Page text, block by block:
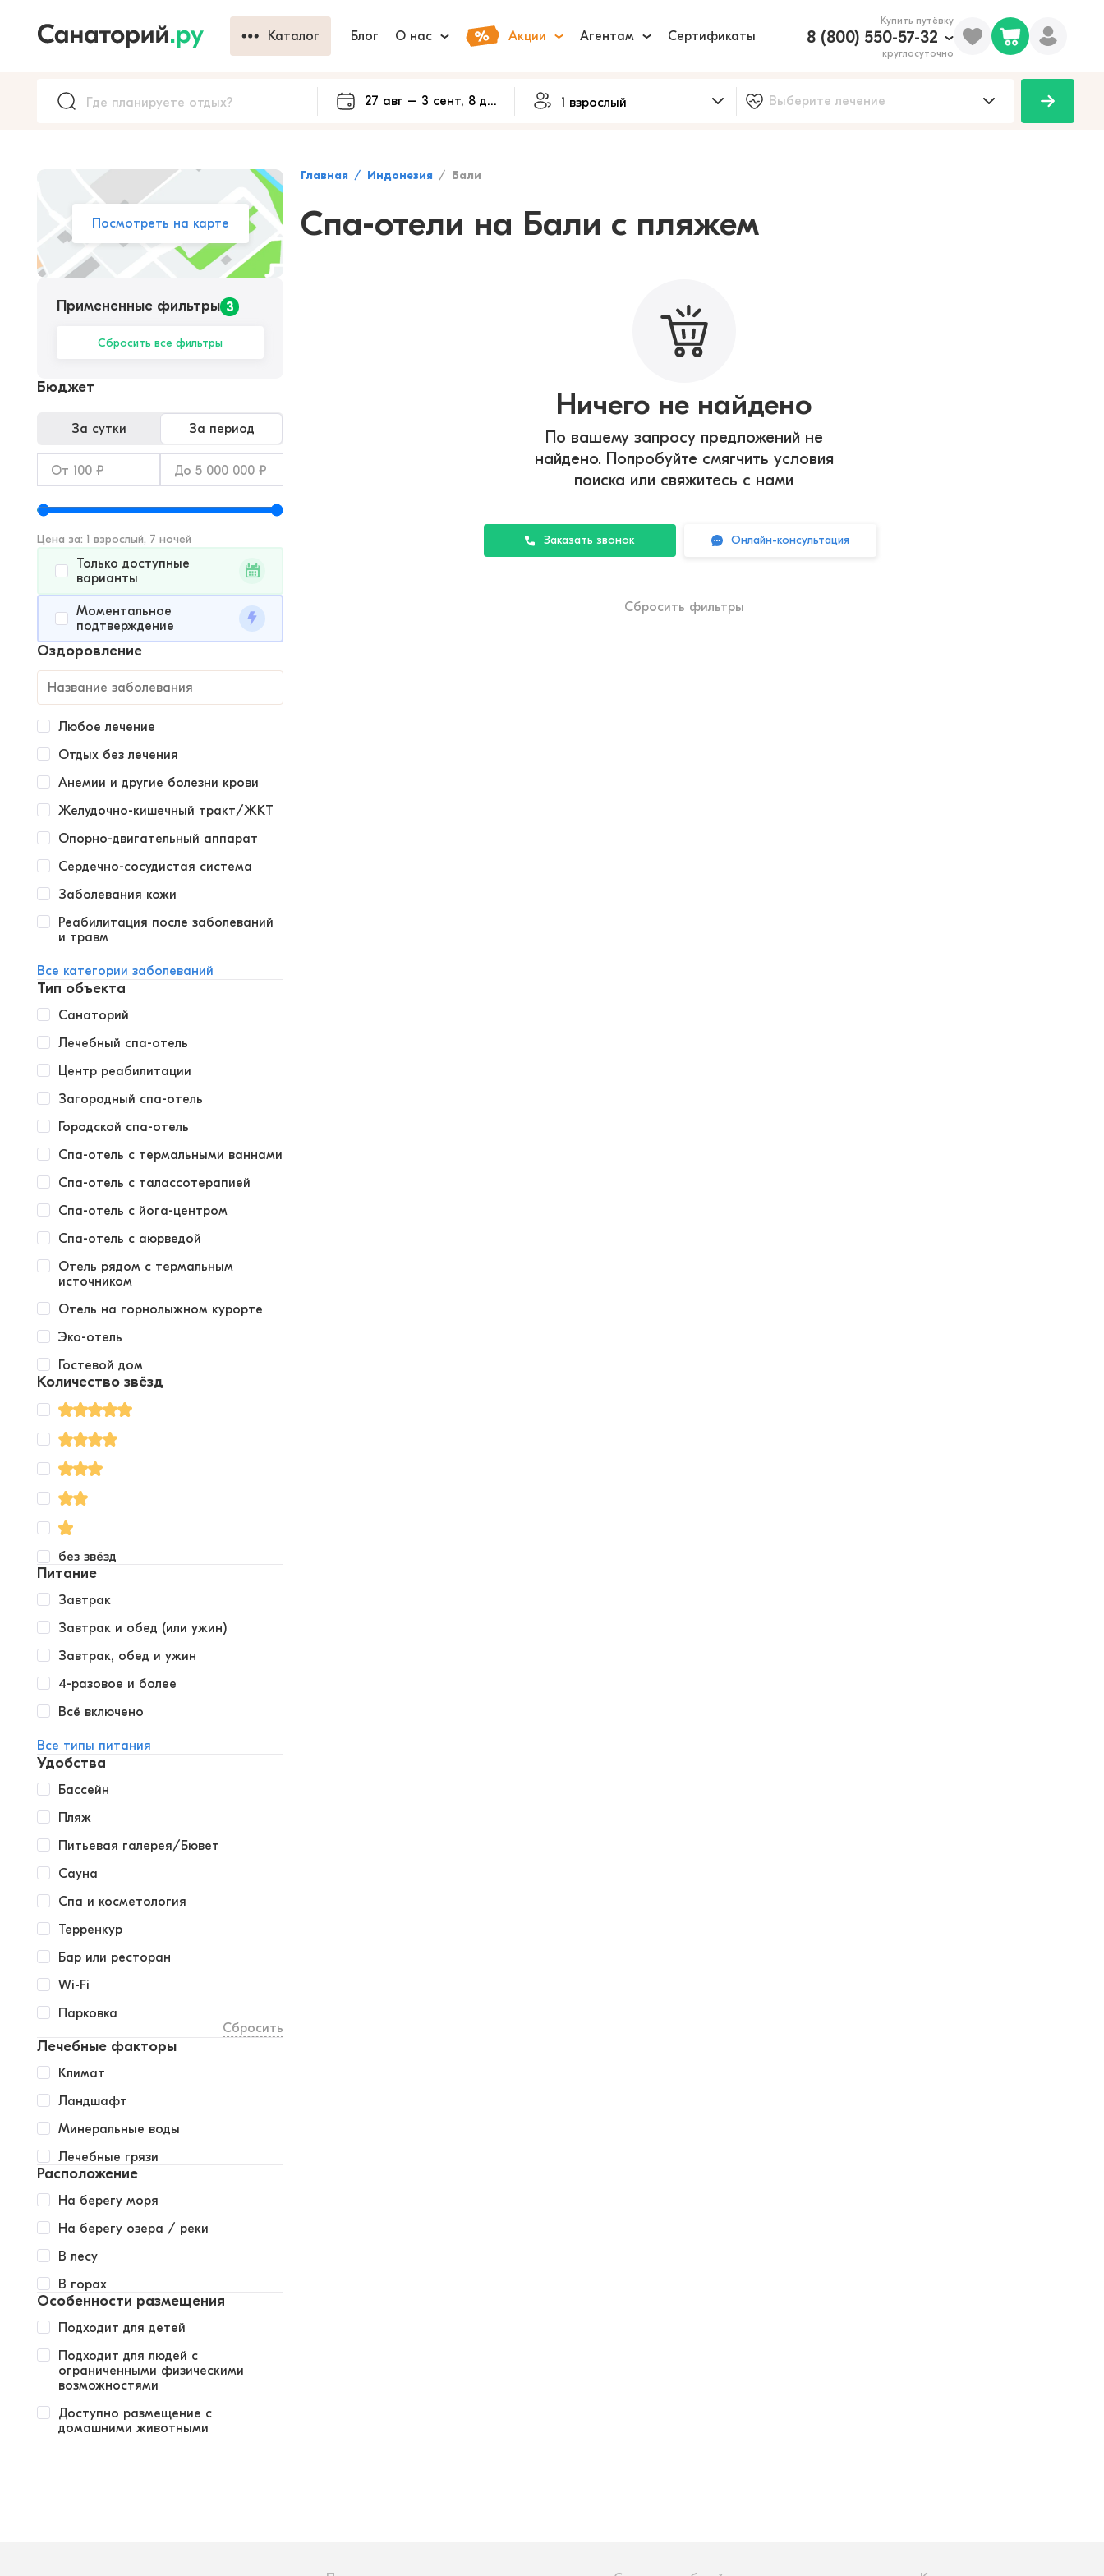
Каталог Блог О нас Акции Агентам Сертификаты
Купить путёвку
8 (800) 550-57-32
круглосуточно
Посмотреть на карте
Примененные фильтры 3
Сбросить все фильтры
Бюджет
За сутки За период
Цена за: 1 взрослый, 7 ночей
Только доступные
варианты
Моментальное
подтверждение
Оздоровление
Любое лечение
Отдых без лечения
Анемии и другие болезни крови
Желудочно-кишечный тракт/ЖКТ
Опорно-двигательный аппарат
Сердечно-сосудистая система
Заболевания кожи
Реабилитация после заболеваний
и травм
Все категории заболеваний
Тип объекта
Санаторий
Лечебный спа-отель
Центр реабилитации
Загородный спа-отель
Городской спа-отель
Спа-отель с термальными ваннами
Спа-отель с талассотерапией
Спа-отель с йога-центром
Спа-отель с аюрведой
Отель рядом с термальным
источником
Отель на горнолыжном курорте
Эко-отель
Гостевой дом
Количество звёзд
без звёзд
Питание
Завтрак
Завтрак и обед (или ужин)
Завтрак, обед и ужин
4-разовое и более
Всё включено
Все типы питания
Удобства
Бассейн
Пляж
Питьевая галерея/Бювет
Сауна
Спа и косметология
Терренкур
Бар или ресторан
Wi-Fi
Парковка
Сбросить
Лечебные факторы
Климат
Ландшафт
Минеральные воды
Лечебные грязи
Расположение
На берегу моря
На берегу озера / реки
В лесу
В горах
Особенности размещения
Подходит для детей
Подходит для людей с
ограниченными физическими
возможностями
Доступно размещение с
домашними животными
Главная Индонезия Бали
Спа-отели на Бали с пляжем
Ничего не найдено
По вашему запросу предложений не
найдено. Попробуйте смягчить условия
поиска или свяжитесь с нами
Заказать звонок Онлайн-консультация
Сбросить фильтры